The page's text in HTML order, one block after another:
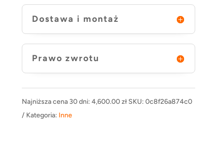
Dostawa i montaż
Prawo zwrotu
Najniższa cena 30 dni: 4,600.00zł SKU: 0c8f26a874c0
Kategoria: Inne